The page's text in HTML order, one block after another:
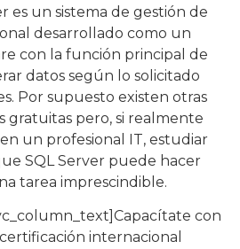
es un sistema de gestión de
desarrollado como un
con la función principal de
datos según lo solicitado
Por supuesto existen otras
gratuitas pero, si realmente
un profesional IT, estudiar
SQL Server puede hacer
tarea imprescindible.
con
internacional